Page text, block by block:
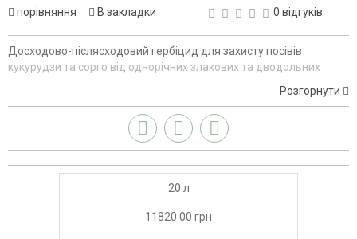
порівняння
В закладки
0 відгуків
Досходово-післясходовий гербіцид для захисту посівів
кукурудзи та сорго від однорічних злакових та дводольних
Розгорнути
20 л
11820.00 грн